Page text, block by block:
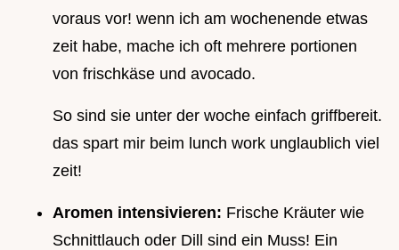
voraus vor! wenn ich am wochenende etwas
zeit habe, mache ich oft mehrere portionen
von frischkäse und avocado.
So sind sie unter der woche einfach griffbereit.
das spart mir beim lunch work unglaublich viel
zeit!
Aromen intensivieren: Frische Kräuter wie
Schnittlauch oder Dill sind ein Muss! Ein